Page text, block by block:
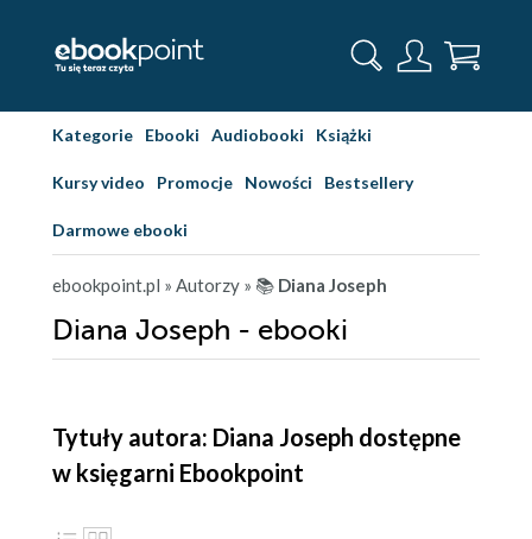
Kategorie Ebooki Audiobooki Książki
Kursy video Promocje Nowości Bestsellery
Darmowe ebooki
ebookpoint.pl » Autorzy » 📚 Diana Joseph
Diana Joseph - ebooki
Tytuły autora: Diana Joseph dostępne
w księgarni Ebookpoint